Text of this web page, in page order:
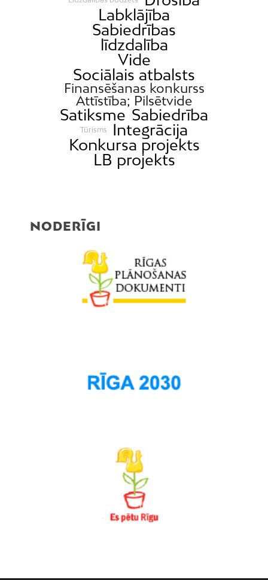
Labklājība
Sabiedrības
līdzdalība
Vide
Sociālais atbalsts
Finansēšanas konkurss
Attīstība; Pilsētvide
Satiksme Sabiedrība
Tūrisms
Integrācija
Konkursa projekts
LB projekts
NODERĪGI